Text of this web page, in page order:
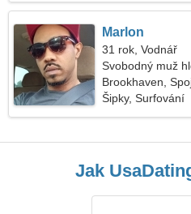
Marlon
31 rok, Vodnář
Svobodný muž
Brookhaven,
Šipky, Surfování
Jak